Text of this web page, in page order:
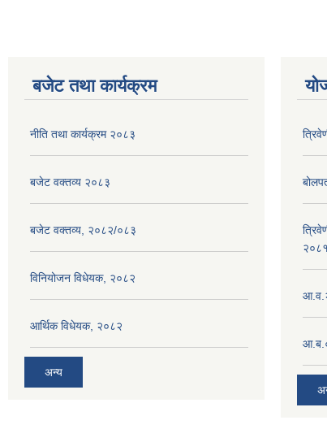
बजेट तथा कार्यक्रम
नीति तथा कार्यक्रम २०८३
बजेट वक्तव्य २०८३
बजेट वक्तव्य, २०८२/०८३
विनियोजन विधेयक, २०८२
आर्थिक विधेयक, २०८२
अन्य